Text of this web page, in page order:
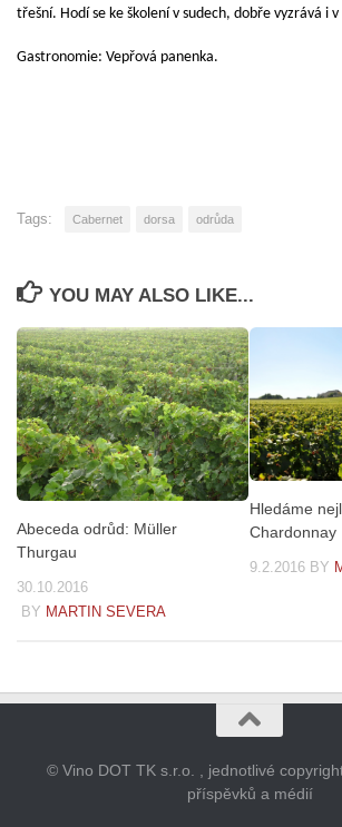
třešní. Hodí se ke školení v sudech, dobře vyzrává i
Gastronomie: Vepřová panenka.
Tags: Cabernet dorsa odrůda
YOU MAY ALSO LIKE...
Abeceda odrůd: Müller
Thurgau
30.10.2016
BY MARTIN SEVERA
Hledáme
Chardonnay
9.2.2016 BY
© Vino DOT TK s.r.o. , jednotlivé
příspěvků a médií